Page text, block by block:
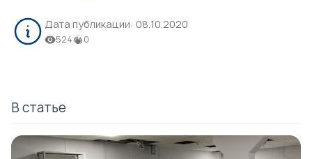
Дата публикации: 08.10.2020
524 0
В статье